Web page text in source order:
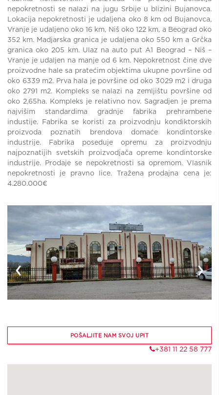
nepokretnosti se nalazi na jugu Srbije u blizini Bujanovca.
Lokacija nepokretnosti je udaljena oko 8 km od Bujanovca,
Vranje je udaljeno oko 16 km, Niš oko 122 km, a Beograd oko
352 km. Madjarska granica je udaljena oko 550 km a Grčka
granica oko 205 km. Ulaz na auto put A1 Beograd – Niš –
Vranje je udaljen na manje od 6 km. Nepokretnost čine dve
proizvodne hale sa pratećim objektima ukupne površine od
oko 6339 m2. Prva hala je površine od oko 3029 m2 i druga
oko 2791 m2. Kompleks se nalazi na zemljištu površine od
oko 2,65ha. Kompleks je relativno nov. Sagradjen je prema
najvišim standardima gradnje fabrika prehrambene
industije. Fabrika se koristi za proizvodnju kondiktorskih
proizvoda poznatih brendova domaće kondintorske
industrije. Fabrika poseduje opremu za proizvodnju
najpoznatijih svetskih proizvodjača opreme kondintorske
industrije. Prodaje se nepokretnosti sa opremom. Vlasnik
nepokretnosti je pravno lice. Tražena prodajna cena je:
4.280.000€
‹ ›
POŠALJITE NAM SVOJ UPIT
+381 11 22 58 777